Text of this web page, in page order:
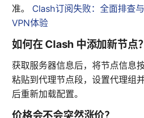
准。 Clash订阅失败：全面排查
VPN体验
如何在 Clash 中添加新节点？
获取服务器信息后，将节点信息
粘贴到代理节点段，设置代理组
后重新加载配置。
价格会不会突然涨价？